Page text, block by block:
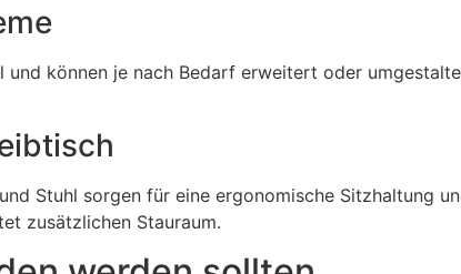
und können je nach Bedarf erweitert oder
Stuhl sorgen für eine ergonomische Sitzhaltung
zusätzlichen Stauraum.